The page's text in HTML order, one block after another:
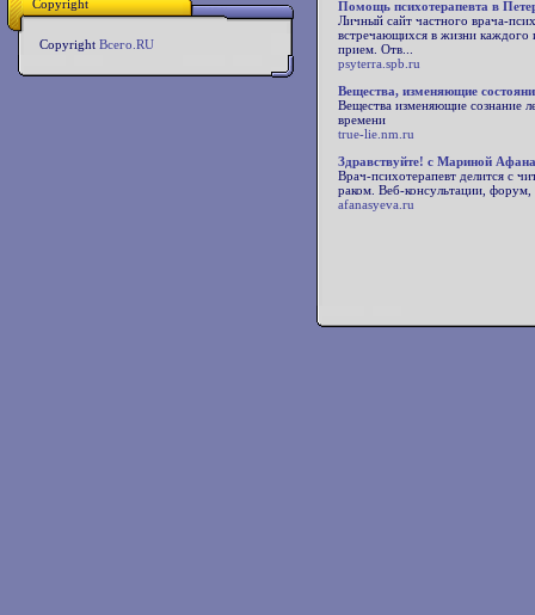
Copyright
Copyright Всего.RU
Помощь психотерапевта в
Личный сайт частного врача-
встречающихся в жизни каждого
прием. Отв...
psyterra.spb.ru
Вещества, изменяющие
Вещества изменяющие сознание
времени
true-lie.nm.ru
Здравствуйте! с Мариной
Врач-психотерапевт делится с
раком. Веб-консультации, форум,
afanasyeva.ru